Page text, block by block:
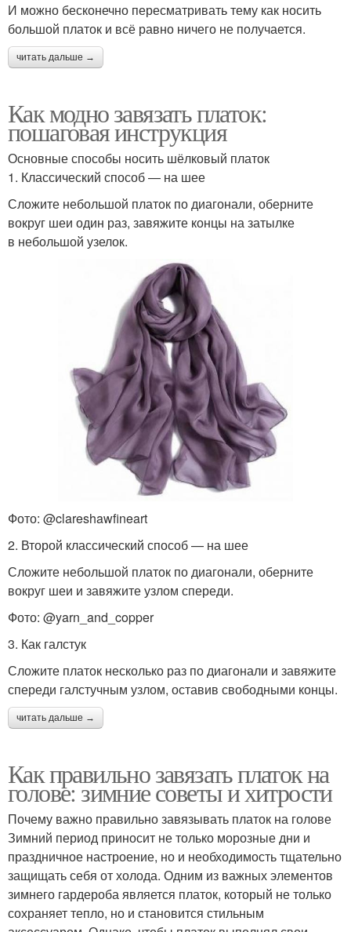
И можно бесконечно пересматривать тему как носить
большой платок и всё равно ничего не получается.
читать дальше →
Как модно завязать платок:
пошаговая инструкция
Основные способы носить шёлковый платок
1. Классический способ — на шее
Сложите небольшой платок по диагонали, оберните
вокруг шеи один раз, завяжите концы на затылке
в небольшой узелок.
Фото: @clareshawfineart
2. Второй классический способ — на шее
Сложите небольшой платок по диагонали, оберните
вокруг шеи и завяжите узлом спереди.
Фото: @yarn_and_copper
3. Как галстук
Сложите платок несколько раз по диагонали и завяжите
спереди галстучным узлом, оставив свободными концы.
читать дальше →
Как правильно завязать платок на
голове: зимние советы и хитрости
Почему важно правильно завязывать платок на голове
Зимний период приносит не только морозные дни и
праздничное настроение, но и необходимость тщательно
защищать себя от холода. Одним из важных элементов
зимнего гардероба является платок, который не только
сохраняет тепло, но и становится стильным